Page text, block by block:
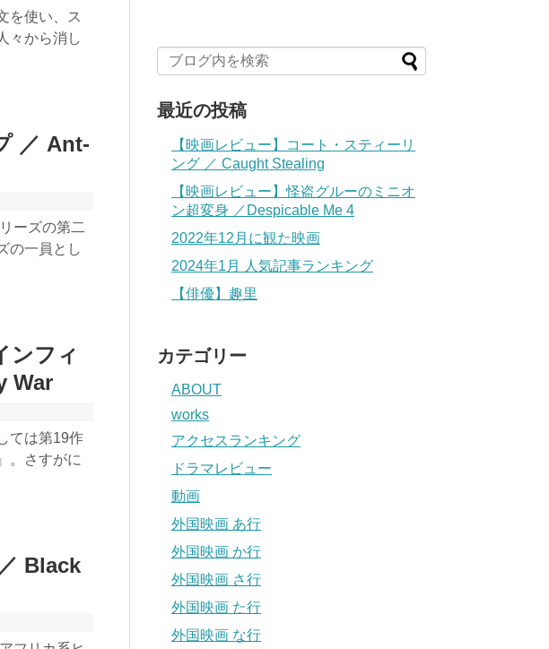
を使い、ス
々から消し
／ Ant-
ーズの第二
の一員とし
ンフィ
War
ては第19作
。さすがに
Black
最近の投稿
【映画レビュー】コート・スティーリ
ング ／ Caught Stealing
【映画レビュー】怪盗グルーのミニオ
ン超変身 ／Despicable Me 4
2022年12月に観た映画
2024年1月 人気記事ランキング
【俳優】趣里
カテゴリー
ABOUT
works
アクセスランキング
ドラマレビュー
動画
外国映画 あ行
外国映画 か行
外国映画 さ行
外国映画 た行
外国映画 な行